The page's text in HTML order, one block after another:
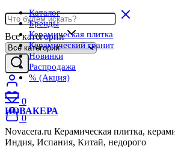
Все категории
0
0
Каталог
Бренды
Керамическая плитка
Керамический гранит
Новинки
Распродажа
% (Акция)
НОВАКЕРА
Novacera.ru Керамическая плитка,
Индия, Испания, Китай, недорого